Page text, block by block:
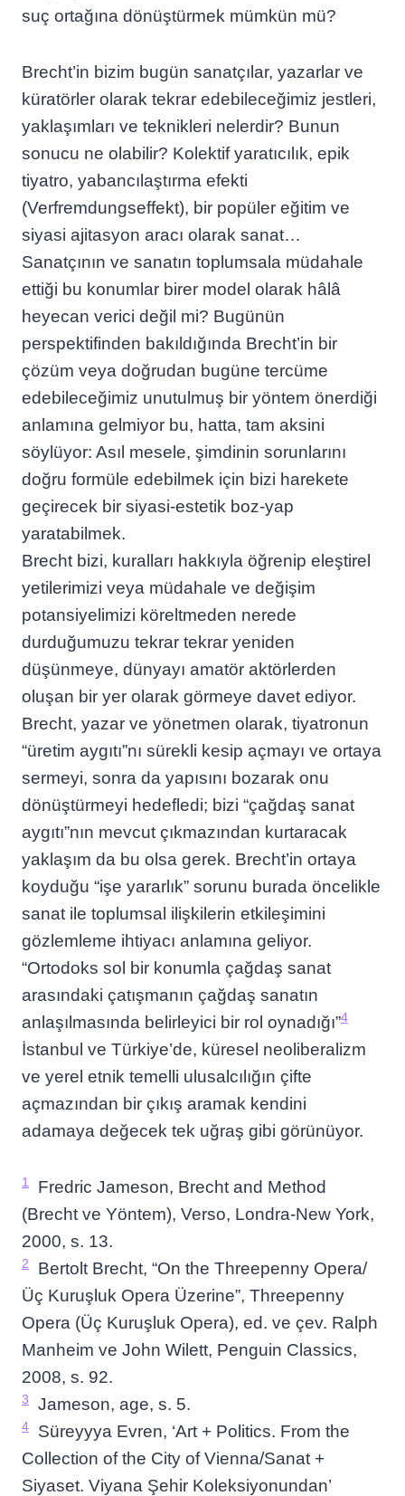
suç ortağına dönüştürmek mümkün mü?
Brecht’in bizim bugün sanatçılar, yazarlar ve
küratörler olarak tekrar edebileceğimiz jestleri,
yaklaşımları ve teknikleri nelerdir? Bunun
sonucu ne olabilir? Kolektif yaratıcılık, epik
tiyatro, yabancılaştırma efekti
(Verfremdungseffekt), bir popüler eğitim ve
siyasi ajitasyon aracı olarak sanat…
Sanatçının ve sanatın toplumsala müdahale
ettiği bu konumlar birer model olarak hâlâ
heyecan verici değil mi? Bugünün
perspektifinden bakıldığında Brecht’in bir
çözüm veya doğrudan bugüne tercüme
edebileceğimiz unutulmuş bir yöntem önerdiği
anlamına gelmiyor bu, hatta, tam aksini
söylüyor: Asıl mesele, şimdinin sorunlarını
doğru formüle edebilmek için bizi harekete
geçirecek bir siyasi-estetik boz-yap
yaratabilmek.
Brecht bizi, kuralları hakkıyla öğrenip eleştirel
yetilerimizi veya müdahale ve değişim
potansiyelimizi köreltmeden nerede
durduğumuzu tekrar tekrar yeniden
düşünmeye, dünyayı amatör aktörlerden
oluşan bir yer olarak görmeye davet ediyor.
Brecht, yazar ve yönetmen olarak, tiyatronun
“üretim aygıtı”nı sürekli kesip açmayı ve ortaya
sermeyi, sonra da yapısını bozarak onu
dönüştürmeyi hedefledi; bizi “çağdaş sanat
aygıtı”nın mevcut çıkmazından kurtaracak
yaklaşım da bu olsa gerek. Brecht’in ortaya
koyduğu “işe yararlık” sorunu burada öncelikle
sanat ile toplumsal ilişkilerin etkileşimini
gözlemleme ihtiyacı anlamına geliyor.
“Ortodoks sol bir konumla çağdaş sanat
arasındaki çatışmanın çağdaş sanatın
anlaşılmasında belirleyici bir rol oynadığı”4
İstanbul ve Türkiye’de, küresel neoliberalizm
ve yerel etnik temelli ulusalcılığın çifte
açmazından bir çıkış aramak kendini
adamaya değecek tek uğraş gibi görünüyor.
1
Fredric Jameson, Brecht and Method
(Brecht ve Yöntem), Verso, Londra-New York,
2000, s. 13.
2
Bertolt Brecht, “On the Threepenny Opera/
Üç Kuruşluk Opera Üzerine”, Threepenny
Opera (Üç Kuruşluk Opera), ed. ve çev. Ralph
Manheim ve John Wilett, Penguin Classics,
2008, s. 92.
3 Jameson, age, s. 5.
4
Süreyyya Evren, ‘Art + Politics. From the
Collection of the City of Vienna/Sanat +
Siyaset. Viyana Şehir Koleksiyonundan’